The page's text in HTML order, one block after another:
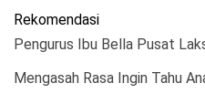
Rekomendasi
Pengurus Ibu Bella Pusat
Mengasah Rasa Ingin Tahu